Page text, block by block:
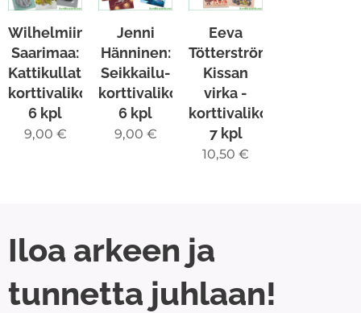
Wilhelmiina
Saarimaa:
Kattikullat-
korttivalikoima
6 kpl
9,00 €
Jenni
Hänninen:
Seikkailu-
korttivalikoima
6 kpl
9,00 €
Eeva
Tötterström:
Kissan
virka -
korttivalikoima
7 kpl
10,50 €
Iloa arkeen ja
tunnetta juhlaan!